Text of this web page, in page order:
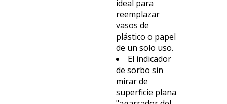
ideal para
reemplazar
vasos de
plástico o papel
de un solo uso.
El indicador
de sorbo sin
mirar de
superficie plana